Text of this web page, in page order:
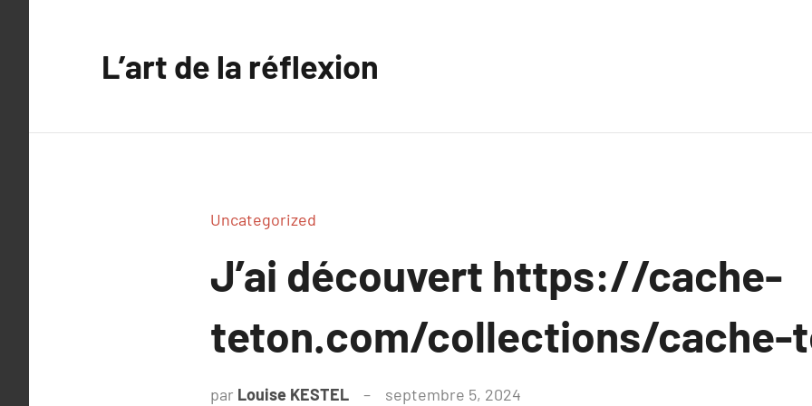
L’art de la réflexion
Uncategorized
J’ai découvert https://cache-
teton.com/collections/cache-
par Louise KESTEL septembre 5, 2024